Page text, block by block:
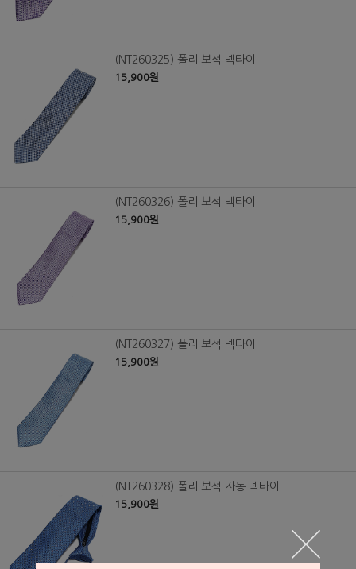
(NT260325) 폴리 보석 넥타이
15,900원
(NT260326) 폴리 보석 넥타이
15,900원
(NT260327) 폴리 보석 넥타이
15,900원
(NT260328) 폴리 보석 자동 넥타이
15,900원